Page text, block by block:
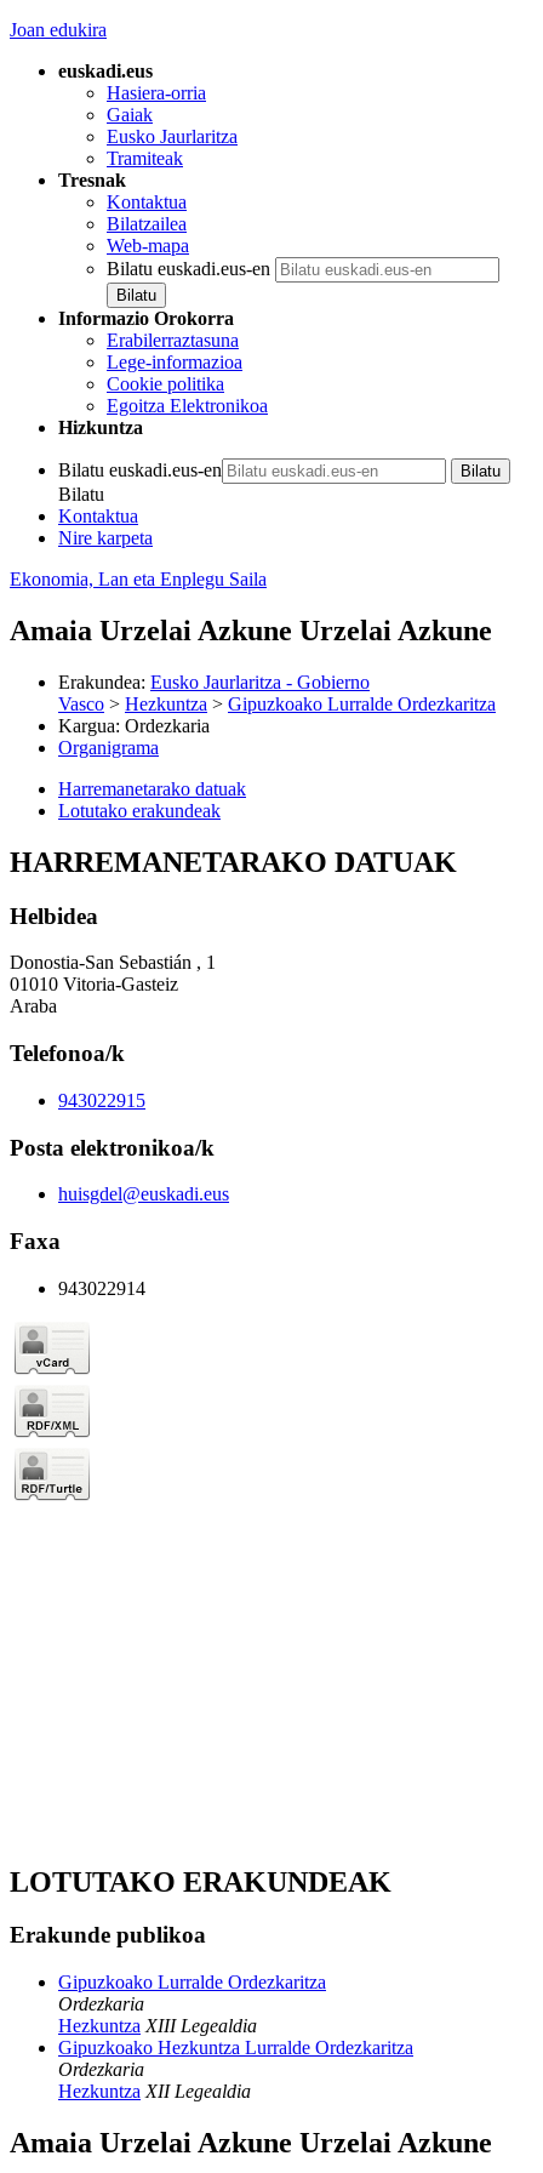
Joan edukira
euskadi.eus
Hasiera-orria
Gaiak
Eusko Jaurlaritza
Tramiteak
Tresnak
Kontaktua
Bilatzailea
Web-mapa
Bilatu euskadi.eus-en
Informazio Orokorra
Erabilerraztasuna
Lege-informazioa
Cookie politika
Egoitza Elektronikoa
Hizkuntza
Bilatu euskadi.eus-en
Bilatu
Kontaktua
Nire karpeta
Ekonomia, Lan eta Enplegu Saila
Amaia Urzelai Azkune Urzelai Azkune
Erakundea: Eusko Jaurlaritza - Gobierno
Vasco > Hezkuntza > Gipuzkoako Lurralde Ordezkaritza
Kargua: Ordezkaria
Organigrama
Harremanetarako datuak
Lotutako erakundeak
HARREMANETARAKO DATUAK
Helbidea
Donostia-San Sebastián , 1
01010 Vitoria-Gasteiz
Araba
Telefonoa/k
943022915
Posta elektronikoa/k
huisgdel@euskadi.eus
Faxa
943022914
LOTUTAKO ERAKUNDEAK
Erakunde publikoa
Gipuzkoako Lurralde Ordezkaritza
Ordezkaria
Hezkuntza XIII Legealdia
Gipuzkoako Hezkuntza Lurralde Ordezkaritza
Ordezkaria
Hezkuntza XII Legealdia
Amaia Urzelai Azkune Urzelai Azkune